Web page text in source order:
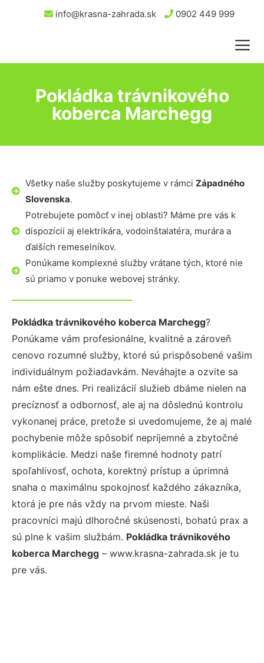
info@krasna-zahrada.sk 0902 449 999
Pokládka trávnikového
koberca Marchegg
Všetky naše služby poskytujeme v rámci Západného
Slovenska.
Potrebujete pomôcť v inej oblasti? Máme pre vás k
dispozícii aj elektrikára, vodoinštalatéra, murára a
ďalších remeselníkov.
Ponúkame komplexné služby vrátane tých, ktoré nie
sú priamo v ponuke webovej stránky.
Pokládka trávnikového koberca Marchegg?
Ponúkame vám profesionálne, kvalitné a zároveň
cenovo rozumné služby, ktoré sú prispôsobené vašim
individuálnym požiadavkám. Neváhajte a ozvite sa
nám ešte dnes. Pri realizácií služieb dbáme nielen na
precíznosť a odbornosť, ale aj na dôslednú kontrolu
vykonanej práce, pretože si uvedomujeme, že aj malé
pochybenie môže spôsobiť nepríjemné a zbytočné
komplikácie. Medzi naše firemné hodnoty patrí
spoľahlivosť, ochota, korektný prístup a úprimná
snaha o maximálnu spokojnosť každého zákazníka,
ktorá je pre nás vždy na prvom mieste. Naši
pracovníci majú dlhoročné skúsenosti, bohatú prax a
sú plne k vašim službám. Pokládka trávnikového
koberca Marchegg – www.krasna-zahrada.sk je tu
pre vás.